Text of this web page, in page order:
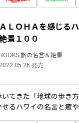
ＡＬＯＨＡを感じる
景１００
旅の名言＆絶景
2022.05.26 発売
てきた「地球の歩き
るハワイの名言と癒